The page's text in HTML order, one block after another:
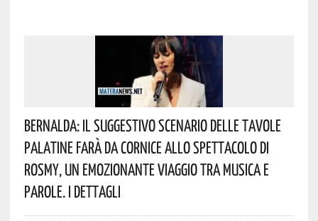
Bernalda: Il Suggestivo Scenario Delle Tavole
Palatine Farà Da Cornice Allo Spettacolo Di
Rosmy, Un Emozionante Viaggio Tra Musica E
Parole. I Dettagli